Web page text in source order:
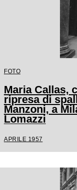
FOTO
Maria Callas,
ripresa di
Manzoni, a
Lomazzi
APRILE 1957